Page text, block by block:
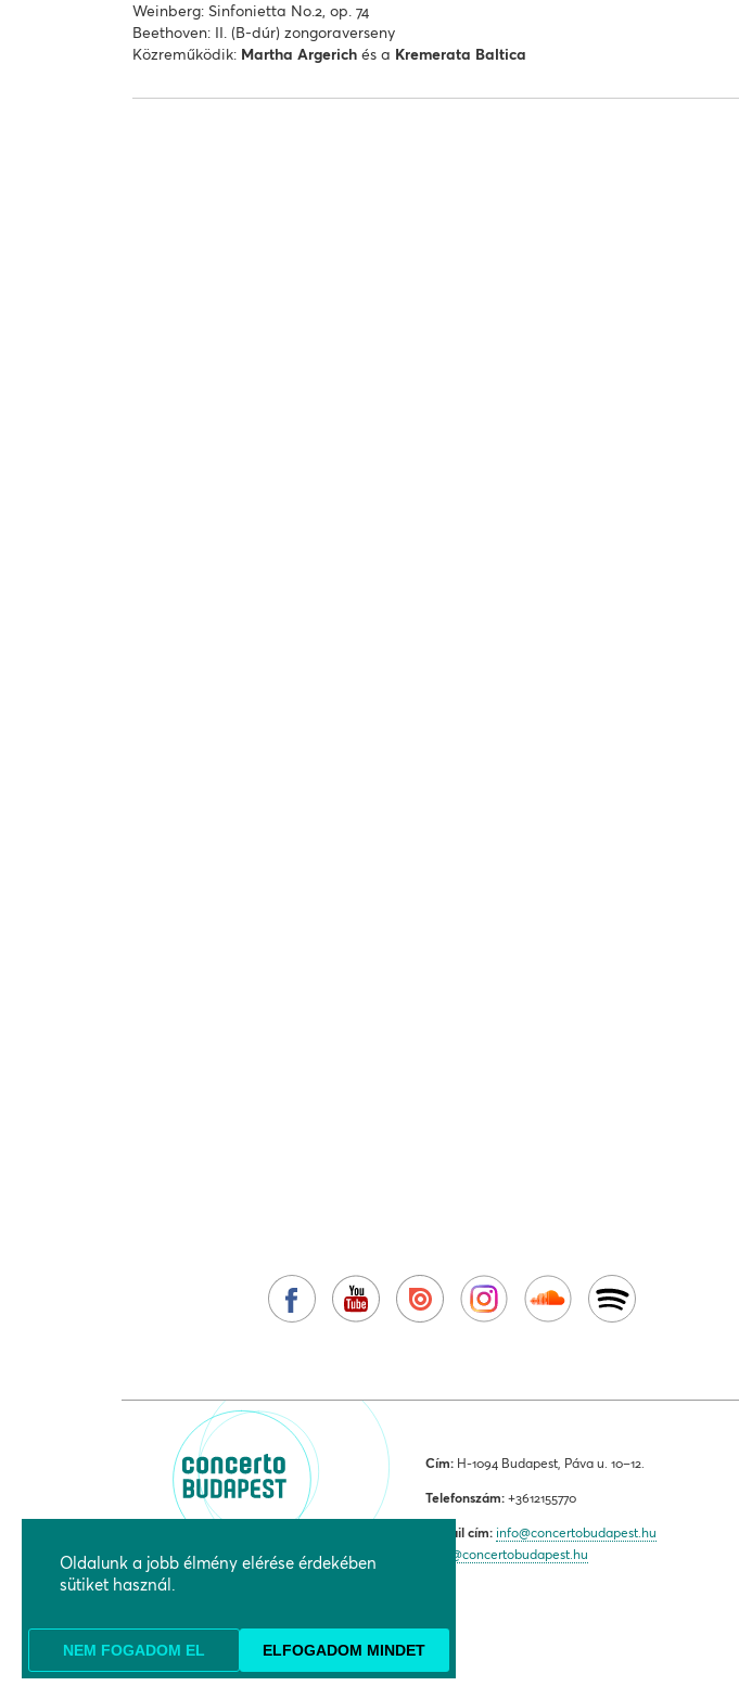
Weinberg: Sinfonietta No.2, op. 74
Beethoven: II. (B-dúr) zongoraverseny
Közreműködik: Martha Argerich és a Kremerata Baltica
Cím: H-1094 Budapest, Páva u. 10–12.
Telefonszám: +3612155770
E-mail cím: info@concertobudapest.hu
jegy@concertobudapest.hu
Oldalunk a jobb élmény elérése érdekében
sütiket használ.
NEM FOGADOM EL ELFOGADOM MINDET